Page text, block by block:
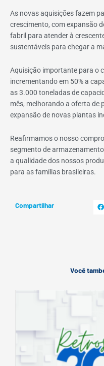
As novas aquisições fazem
crescimento, com expansão
fabril para atender à
sustentáveis para chegar a
Aquisição importante para o
incrementando em 50% a
as 3.000 toneladas de
mês, melhorando a oferta de
expansão de novas plantas
Reafirmamos o nosso
segmento de
a qualidade dos nossos
para as famílias brasileiras.
Compartilhar
Você